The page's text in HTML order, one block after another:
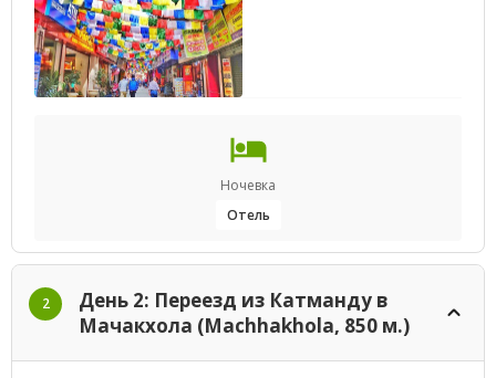
Ночевка
Отель
2
День 2: Переезд из Катманду в
Мачакхола (Machhakhola, 850 м.)